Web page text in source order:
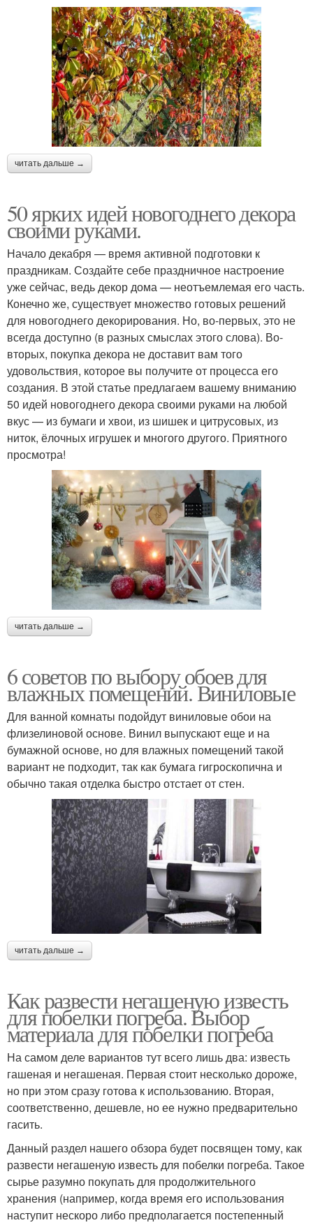
читать дальше →
50 ярких идей новогоднего декора
своими руками.
Начало декабря — время активной подготовки к
праздникам. Создайте себе праздничное настроение
уже сейчас, ведь декор дома — неотъемлемая его часть.
Конечно же, существует множество готовых решений
для новогоднего декорирования. Но, во-первых, это не
всегда доступно (в разных смыслах этого слова). Во-
вторых, покупка декора не доставит вам того
удовольствия, которое вы получите от процесса его
создания. В этой статье предлагаем вашему вниманию
50 идей новогоднего декора своими руками на любой
вкус — из бумаги и хвои, из шишек и цитрусовых, из
ниток, ёлочных игрушек и многого другого. Приятного
просмотра!
читать дальше →
6 советов по выбору обоев для
влажных помещений. Виниловые
Для ванной комнаты подойдут виниловые обои на
флизелиновой основе. Винил выпускают еще и на
бумажной основе, но для влажных помещений такой
вариант не подходит, так как бумага гигроскопична и
обычно такая отделка быстро отстает от стен.
читать дальше →
Как развести негашеную известь
для побелки погреба. Выбор
материала для побелки погреба
На самом деле вариантов тут всего лишь два: известь
гашеная и негашеная. Первая стоит несколько дороже,
но при этом сразу готова к использованию. Вторая,
соответственно, дешевле, но ее нужно предварительно
гасить.
Данный раздел нашего обзора будет посвящен тому, как
развести негашеную известь для побелки погреба. Такое
сырье разумно покупать для продолжительного
хранения (например, когда время его использования
наступит нескоро либо предполагается постепенный